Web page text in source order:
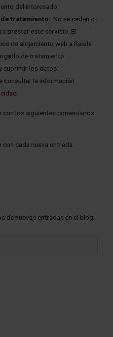
del interesado.
tratamiento: No se ceden o
prestar este servicio. El
de alojamiento web a Raiola
de tratamiento.
suprimir los datos.
consultar la información
con los siguientes comentarios
cada nueva entrada.
de nuevas entradas en el blog.